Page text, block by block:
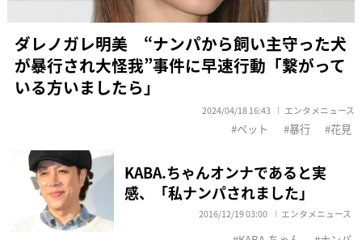
ダレノガレ明美 “ナンパから飼い主守った犬
が暴行され大怪我”事件に早速行動「繋がって
いる方いましたら」
2024/04/18 16:43 エンタメニュース
ペット 暴行 花見
KABA.ちゃんオンナであると実
感、「私ナンパされました」
2016/12/19 03:00 エンタメニュース